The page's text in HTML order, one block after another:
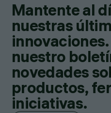
Mantente al
nuestras
nuestro
novedades
productos,
iniciativas.